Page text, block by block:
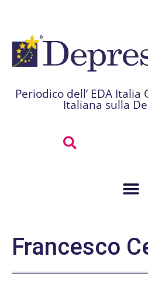
Periodico dell’ EDA Italia
Italiana sulla
Francesco